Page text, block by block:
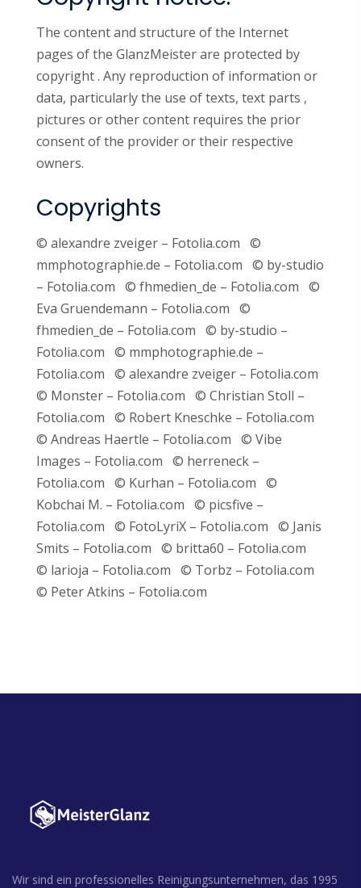
The content and structure of the Internet
pages of the GlanzMeister are protected by
copyright . Any reproduction of information or
data, particularly the use of texts, text parts ,
pictures or other content requires the prior
consent of the provider or their respective
owners.
Copyrights
© alexandre zveiger – Fotolia.com ©
mmphotographie.de – Fotolia.com © by-studio
– Fotolia.com © fhmedien_de – Fotolia.com ©
Eva Gruendemann – Fotolia.com ©
fhmedien_de – Fotolia.com © by-studio –
Fotolia.com © mmphotographie.de –
Fotolia.com © alexandre zveiger – Fotolia.com
© Monster – Fotolia.com © Christian Stoll –
Fotolia.com © Robert Kneschke – Fotolia.com
© Andreas Haertle – Fotolia.com © Vibe
Images – Fotolia.com © herreneck –
Fotolia.com © Kurhan – Fotolia.com ©
Kobchai M. – Fotolia.com © picsfive –
Fotolia.com © FotoLyriX – Fotolia.com © Janis
Smits – Fotolia.com © britta60 – Fotolia.com
© larioja – Fotolia.com © Torbz – Fotolia.com
© Peter Atkins – Fotolia.com
Wir sind ein professionelles Reinigungsunternehmen, das 1995